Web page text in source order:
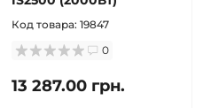
Код товара: 19847
0
13 287.00 грн.